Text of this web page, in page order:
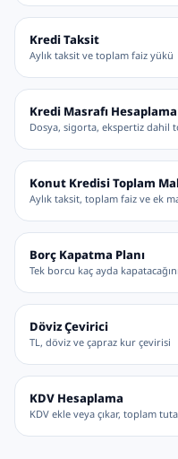
Kredi Taksit
Aylık taksit ve toplam faiz yükü
Kredi Masrafı Hesaplama
Dosya, sigorta, ekspertiz dahil
Konut Kredisi Toplam
Aylık taksit, toplam faiz ve ek
Borç Kapatma Planı
Tek borcu kaç ayda
Döviz Çevirici
TL, döviz ve çapraz kur çevirisi
KDV Hesaplama
KDV ekle veya çıkar, toplam